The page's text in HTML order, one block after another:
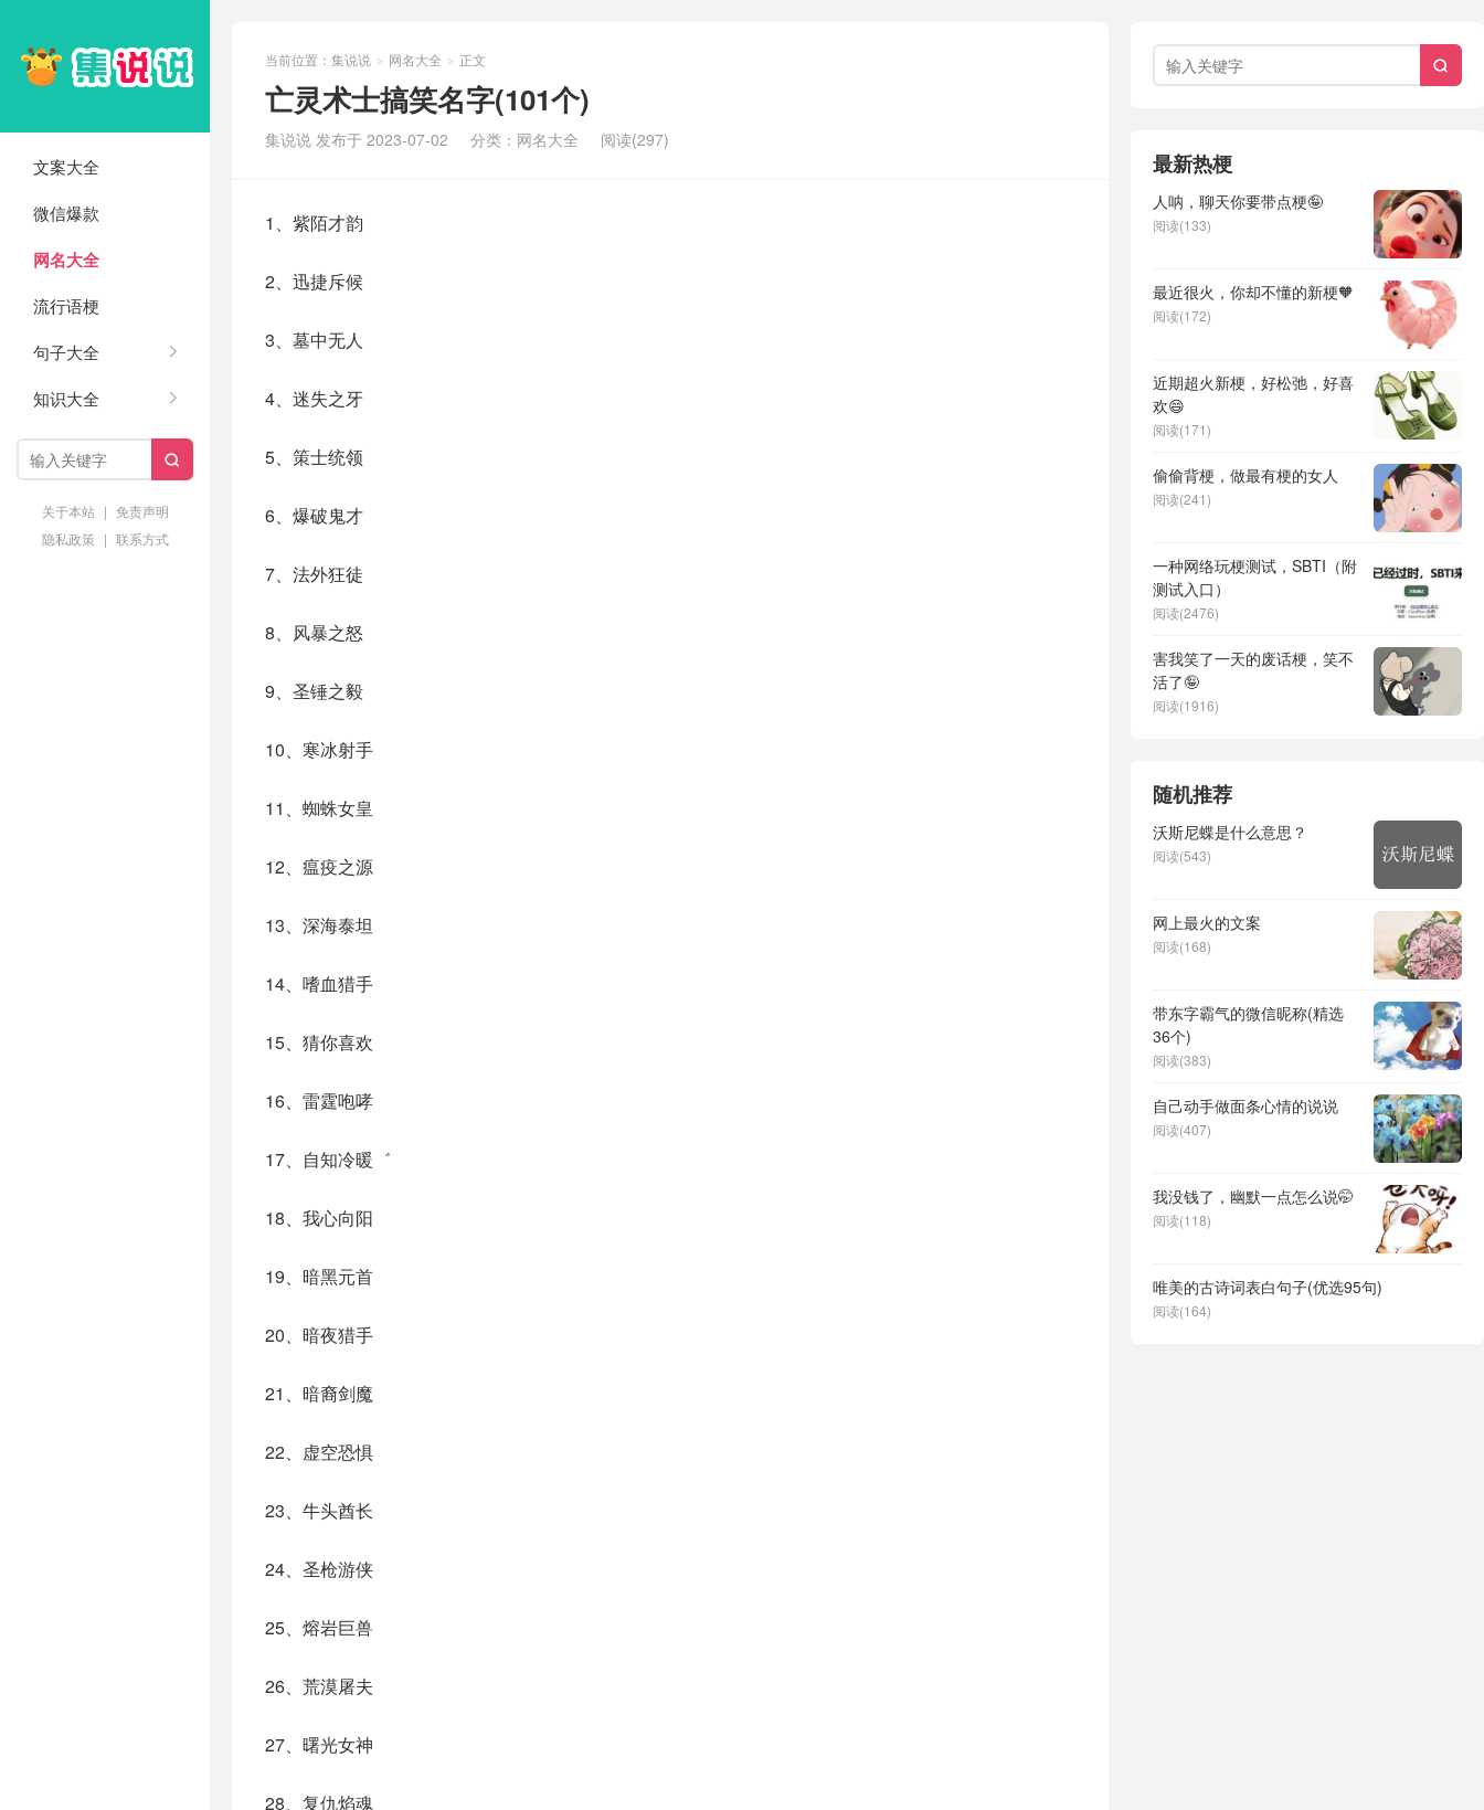
文案大全
微信爆款
网名大全
流行语梗
句子大全
知识大全

关于本站 | 免责声明
隐私政策 | 联系方式
当前位置： 集说说 > 网名大全 > 正文
亡灵术士搞笑名字(101个)
集说说 发布于 2023-07-02 分类： 网名大全 阅读(297)
1、紫陌才韵
2、迅捷斥候
3、墓中无人
4、迷失之牙
5、策士统领
6、爆破鬼才
7、法外狂徒
8、风暴之怒
9、圣锤之毅
10、寒冰射手
11、蜘蛛女皇
12、瘟疫之源
13、深海泰坦
14、嗜血猎手
15、猜你喜欢
16、雷霆咆哮
17、自知冷暖゛
18、我心向阳
19、暗黑元首
20、暗夜猎手
21、暗裔剑魔
22、虚空恐惧
23、牛头酋长
24、圣枪游侠
25、熔岩巨兽
26、荒漠屠夫
27、曙光女神
28、复仇焰魂

最新热梗
人呐，聊天你要带点梗🤪
阅读(133)
最近很火，你却不懂的新梗🧡
阅读(172)
近期超火新梗，好松弛，好喜
欢😄
阅读(171)
偷偷背梗，做最有梗的女人
阅读(241)
一种网络玩梗测试，SBTI（附
测试入口）
阅读(2476)
害我笑了一天的废话梗，笑不
活了🤪
阅读(1916)
随机推荐
沃斯尼蝶是什么意思？
阅读(543)
网上最火的文案
阅读(168)
带东字霸气的微信昵称(精选
36个)
阅读(383)
自己动手做面条心情的说说
阅读(407)
我没钱了，幽默一点怎么说🤭
阅读(118)
唯美的古诗词表白句子(优选95句)
阅读(164)